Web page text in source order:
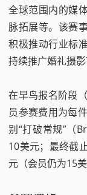
全球范围内的媒
脉拓展等。该赛
积极推动行业标
持续推广婚礼摄
在早鸟报名阶段
员参赛费用为每
别“打破常规”（
10美元；最终截
元（会员仍为15美